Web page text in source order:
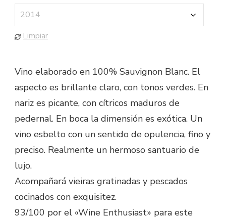
Limpiar
Vino elaborado en 100% Sauvignon Blanc. El
aspecto es brillante claro, con tonos verdes. En
nariz es picante, con cítricos maduros de
pedernal. En boca la dimensión es exótica. Un
vino esbelto con un sentido de opulencia, fino y
preciso. Realmente un hermoso santuario de
lujo.
Acompañará vieiras gratinadas y pescados
cocinados con exquisitez.
93/100 por el «Wine Enthusiast» para este